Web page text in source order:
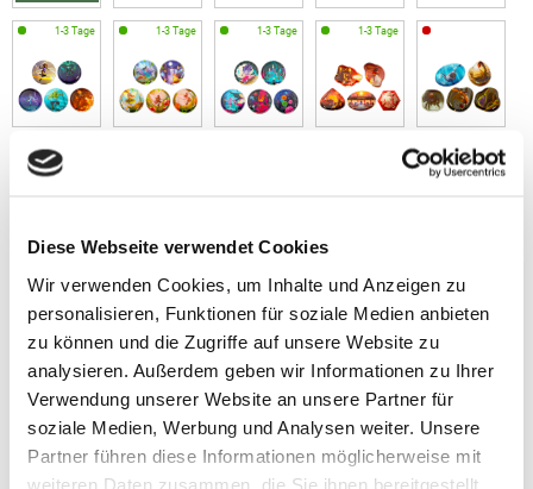
Diese Webseite verwendet Cookies
Wir verwenden Cookies, um Inhalte und Anzeigen zu
personalisieren, Funktionen für soziale Medien anbieten
zu können und die Zugriffe auf unsere Website zu
analysieren. Außerdem geben wir Informationen zu Ihrer
Verwendung unserer Website an unsere Partner für
soziale Medien, Werbung und Analysen weiter. Unsere
Partner führen diese Informationen möglicherweise mit
weiteren Daten zusammen, die Sie ihnen bereitgestellt